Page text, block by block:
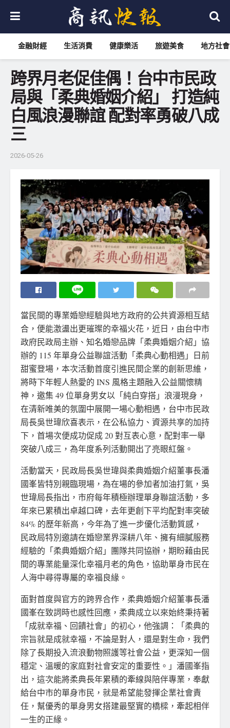
金融財經 生活消費 健康樂活 旅遊美食 地方社會
跨界月老促佳偶！台中市民政
局與「柔典婚姻介紹」 打造純
白風浪漫聯誼 配對率勇破八成
三
2026-05-26
當民間的專業婚戀經驗與地方政府的公共資源相互結
合，便能激盪出更璀璨的幸福火花，近日，由台中市
政府民政局主辦、知名婚戀品牌「柔典婚姻介紹」協
辦的 115 年單身公益聯誼活動「柔典心動相遇」日前
甜蜜登場，本次活動首度引進民間企業的創新思維，
將時下年輕人熱愛的 INS 風格主題融入公益關懷精
神，邀集 49 位單身男女以「純白穿搭」浪漫現身，
在清新唯美的氛圍中展開一場心動相遇，台中市民政
局長吳世瑋欣喜表示，在公私協力、資源共享的加持
下，首場次便成功促成 20 對互表心意，配對率一舉
突破八成三，為年度系列活動開出了亮眼紅盤。
活動當天，民政局長吳世瑋與柔典婚姻介紹董事長潘
國峯皆特別親臨現場，為在場的參加者加油打氣，吳
世瑋局長指出，市府每年積極辦理單身聯誼活動，多
年來已累積出卓越口碑，去年更創下平均配對率突破
84% 的歷年新高，今年為了進一步優化活動質感，
民政局特別邀請在婚戀業界深耕八年、擁有細膩服務
經驗的「柔典婚姻介紹」團隊共同協辦，期盼藉由民
間的專業能量深化幸福月老的角色，協助單身市民在
人海中尋得專屬的幸福良緣。
面對首度與官方的跨界合作，柔典婚姻介紹董事長潘
國峯在致詞時也感性回應，柔典成立以來始終秉持著
「成就幸福、回饋社會」的初心，他強調：「柔典的
宗旨就是成就幸福，不論是對人，還是對生命，我們
除了長期投入流浪動物照護等社會公益，更深知一個
穩定、溫暖的家庭對社會安定的重要性。」潘國峯指
出，這次能將柔典長年累積的牽線與陪伴專業，奉獻
給台中市的單身市民，就是希望能發揮企業社會責
任，幫優秀的單身男女搭建最堅實的橋樑，牽起相伴
一生的正緣。